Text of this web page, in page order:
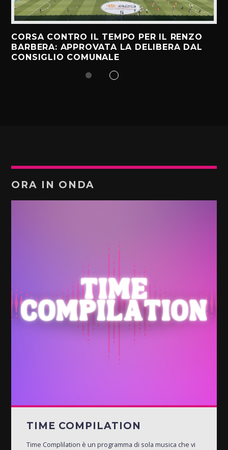
CORSA CONTRO IL TEMPO PER IL RENZO
BARBERA: APPROVATA LA DELIBERA DAL
CONSIGLIO COMUNALE
ORA IN ONDA
TIME COMPILATION
Time Complilation è un programma di sola musica che vi